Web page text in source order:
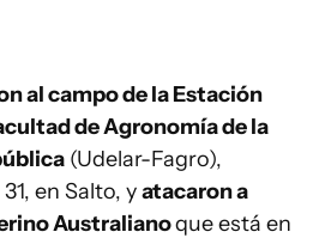
al campo de la Estación
de Agronomía de la
(Udelar-Fagro),
en Salto, yatacaron a
Australianoque está en